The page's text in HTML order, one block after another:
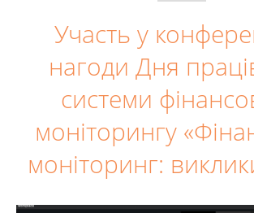
Участь у
нагоди Дня
системи
моніторингу
моніторинг: